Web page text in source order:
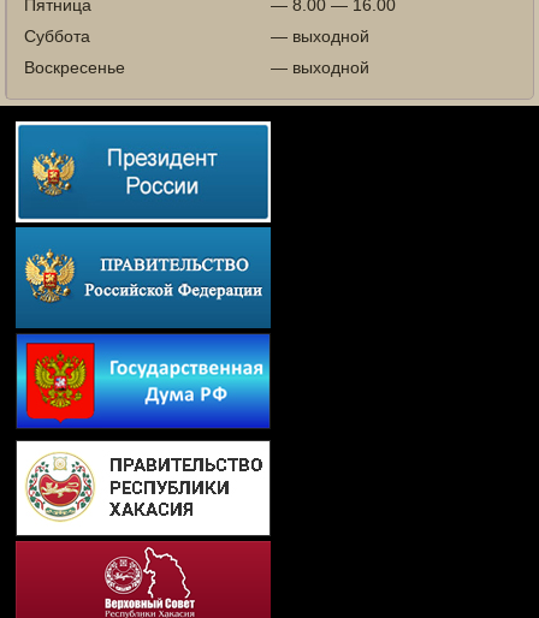
Пятница
— 8.00 — 16.00
Суббота
— выходной
Воскресенье
— выходной